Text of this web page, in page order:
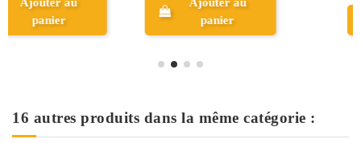
16 autres produits dans la même catégorie :